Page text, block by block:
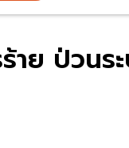
าย ป่วนร